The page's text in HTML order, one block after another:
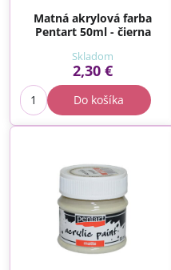
Matná akrylová farba
Pentart 50ml - čierna
Skladom
2,30 €
Do košíka